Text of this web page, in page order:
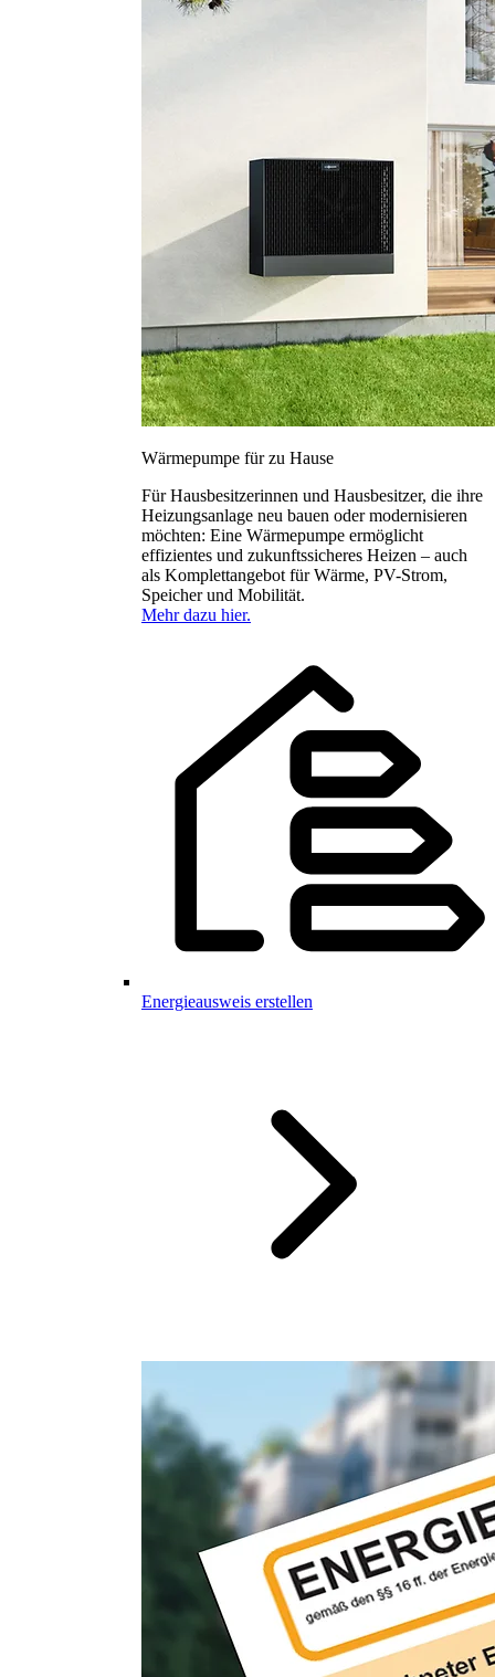
Wärmepumpe für zu Hause
Für Hausbesitzerinnen und Hausbesitzer, die ihre
Heizungsanlage neu bauen oder modernisieren
möchten: Eine Wärmepumpe ermöglicht
effizientes und zukunftssicheres Heizen – auch
als Komplettangebot für Wärme, PV-Strom,
Speicher und Mobilität.
Mehr dazu hier.
Energieausweis erstellen